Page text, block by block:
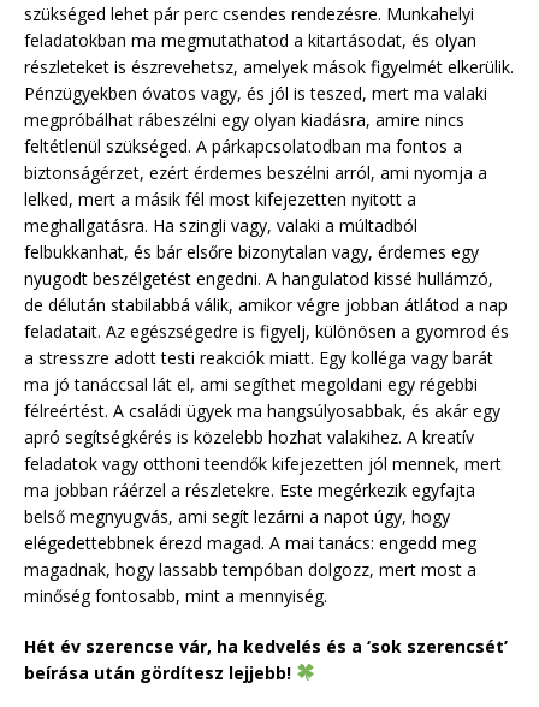
szükséged lehet pár perc csendes rendezésre. Munkahelyi
feladatokban ma megmutathatod a kitartásodat, és olyan
részleteket is észrevehetsz, amelyek mások figyelmét elkerülik.
Pénzügyekben óvatos vagy, és jól is teszed, mert ma valaki
megpróbálhat rábeszélni egy olyan kiadásra, amire nincs
feltétlenül szükséged. A párkapcsolatodban ma fontos a
biztonságérzet, ezért érdemes beszélni arról, ami nyomja a
lelked, mert a másik fél most kifejezetten nyitott a
meghallgatásra. Ha szingli vagy, valaki a múltadból
felbukkanhat, és bár elsőre bizonytalan vagy, érdemes egy
nyugodt beszélgetést engedni. A hangulatod kissé hullámzó,
de délután stabilabbá válik, amikor végre jobban átlátod a nap
feladatait. Az egészségedre is figyelj, különösen a gyomrod és
a stresszre adott testi reakciók miatt. Egy kolléga vagy barát
ma jó tanáccsal lát el, ami segíthet megoldani egy régebbi
félreértést. A családi ügyek ma hangsúlyosabbak, és akár egy
apró segítségkérés is közelebb hozhat valakihez. A kreatív
feladatok vagy otthoni teendők kifejezetten jól mennek, mert
ma jobban ráérzel a részletekre. Este megérkezik egyfajta
belső megnyugvás, ami segít lezárni a napot úgy, hogy
elégedettebbnek érezd magad. A mai tanács: engedd meg
magadnak, hogy lassabb tempóban dolgozz, mert most a
minőség fontosabb, mint a mennyiség.
Hét év szerencse vár, ha kedvelés és a ‘sok szerencsét’
beírása után gördítesz lejjebb!